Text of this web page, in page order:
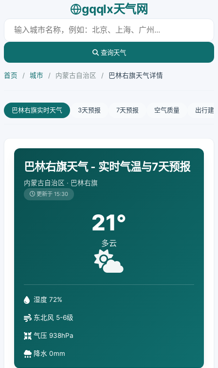
gqqlx天气网
查询天气
首页 / 城市 / 内蒙古自治区 / 巴林右旗天气详情
巴林右旗实时天气 3天预报 7天预报 空气质量 出行建
巴林右旗天气 - 实时气温与7天预报
内蒙古自治区 · 巴林右旗
更新于 15:30
21°
多云
湿度 72%
东北风 5-6级
气压 938hPa
降水 0mm